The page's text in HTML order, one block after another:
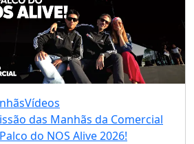
Vídeos
das Manhãs da Comercial
do NOS Alive 2026!